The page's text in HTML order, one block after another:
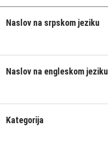
Naslov na srpskom jeziku
Naslov na engleskom jeziku
Kategorija